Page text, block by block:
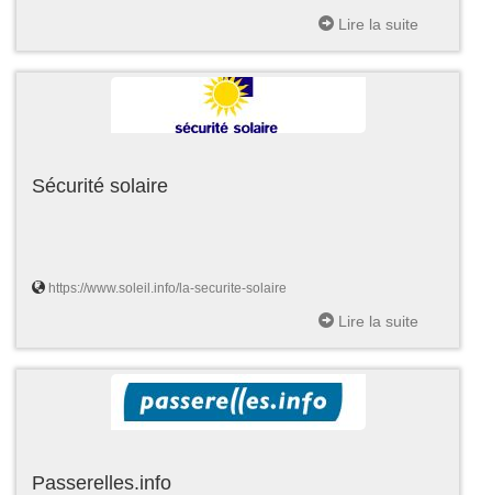
Lire la suite
Sécurité solaire
https://www.soleil.info/la-securite-solaire
Lire la suite
Passerelles.info